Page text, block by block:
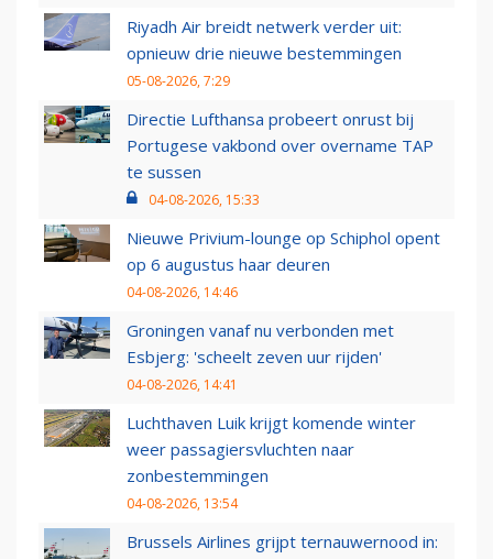
Riyadh Air breidt netwerk verder uit:
opnieuw drie nieuwe bestemmingen
05-08-2026, 7:29
Directie Lufthansa probeert onrust bij
Portugese vakbond over overname TAP
te sussen
04-08-2026, 15:33
Nieuwe Privium-lounge op Schiphol opent
op 6 augustus haar deuren
04-08-2026, 14:46
Groningen vanaf nu verbonden met
Esbjerg: 'scheelt zeven uur rijden'
04-08-2026, 14:41
Luchthaven Luik krijgt komende winter
weer passagiersvluchten naar
zonbestemmingen
04-08-2026, 13:54
Brussels Airlines grijpt ternauwernood in: